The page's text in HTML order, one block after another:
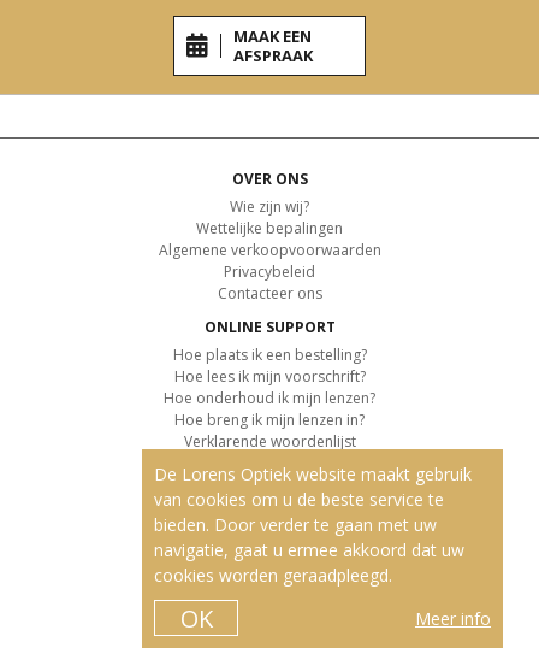
MAAK EEN
AFSPRAAK
OVER ONS
Wie zijn wij?
Wettelijke bepalingen
Algemene verkoopvoorwaarden
Privacybeleid
Contacteer ons
ONLINE SUPPORT
Hoe plaats ik een bestelling?
Hoe lees ik mijn voorschrift?
Hoe onderhoud ik mijn lenzen?
Hoe breng ik mijn lenzen in?
Verklarende woordenlijst
KLANTENSERVICE
Informatie over de levering
Informatie over de betaling
Retourvoorwaarden
ONZE PRODUCTEN
Contactlenzen
De Lorens Optiek website maakt gebruik
van cookies om u de beste service te
bieden. Door verder te gaan met uw
navigatie, gaat u ermee akkoord dat uw
cookies worden geraadpleegd.
Meer info
OK